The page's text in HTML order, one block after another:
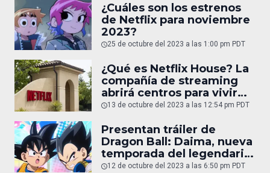
¿Cuáles son los estrenos
de Netflix para noviembre
2023?
25 de octubre del 2023 a las 1:00 pm PDT
¿Qué es Netflix House? La
compañía de streaming
abrirá centros para vivir
experiencias únicas
13 de octubre del 2023 a las 12:54 pm PDT
Presentan tráiler de
Dragon Ball: Daima, nueva
temporada del legendario
anime
12 de octubre del 2023 a las 6:50 pm PDT